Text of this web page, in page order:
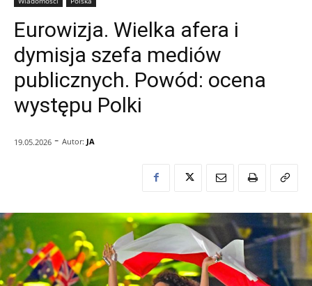
Eurowizja. Wielka afera i
dymisja szefa mediów
publicznych. Powód: ocena
występu Polki
19.05.2026 - Autor: JA